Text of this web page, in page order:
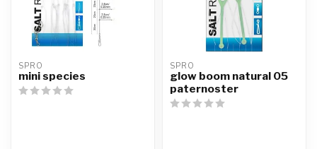
SPRO
mini species
SPRO
glow boom natural 05
paternoster